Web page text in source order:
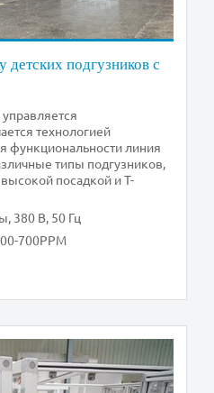
детских подгузников с
технологией
функциональности линия
типы подгузников,
посадкой и Т-
380 В, 50 Гц
700PPM